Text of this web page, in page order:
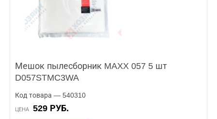
Мешок пылесборник MAXX 057 5 шт
D057STMC3WA
Код товара — 540310
ЦЕНА 529 РУБ.